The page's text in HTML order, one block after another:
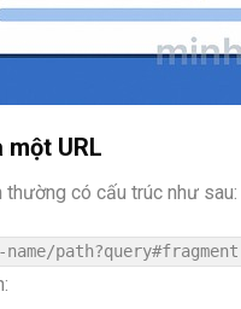
một URL
thường có cấu trúc như sau:
-name/path?query#fragment